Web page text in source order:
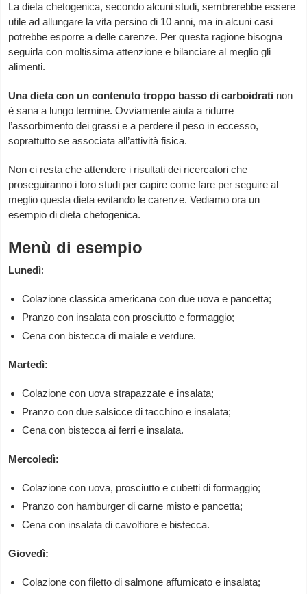
La dieta chetogenica, secondo alcuni studi, sembrerebbe essere
utile ad allungare la vita persino di 10 anni, ma in alcuni casi
potrebbe esporre a delle carenze. Per questa ragione bisogna
seguirla con moltissima attenzione e bilanciare al meglio gli
alimenti.
Una dieta con un contenuto troppo basso di carboidrati non
è sana a lungo termine. Ovviamente aiuta a ridurre
l’assorbimento dei grassi e a perdere il peso in eccesso,
soprattutto se associata all’attività fisica.
Non ci resta che attendere i risultati dei ricercatori che
proseguiranno i loro studi per capire come fare per seguire al
meglio questa dieta evitando le carenze. Vediamo ora un
esempio di dieta chetogenica.
Menù di esempio
Lunedì:
Colazione classica americana con due uova e pancetta;
Pranzo con insalata con prosciutto e formaggio;
Cena con bistecca di maiale e verdure.
Martedì:
Colazione con uova strapazzate e insalata;
Pranzo con due salsicce di tacchino e insalata;
Cena con bistecca ai ferri e insalata.
Mercoledì:
Colazione con uova, prosciutto e cubetti di formaggio;
Pranzo con hamburger di carne misto e pancetta;
Cena con insalata di cavolfiore e bistecca.
Giovedì:
Colazione con filetto di salmone affumicato e insalata;